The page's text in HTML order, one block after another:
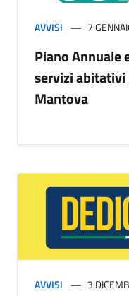
AVVISI 7
Piano Annuale
servizi
Mantova
AVVISI 3